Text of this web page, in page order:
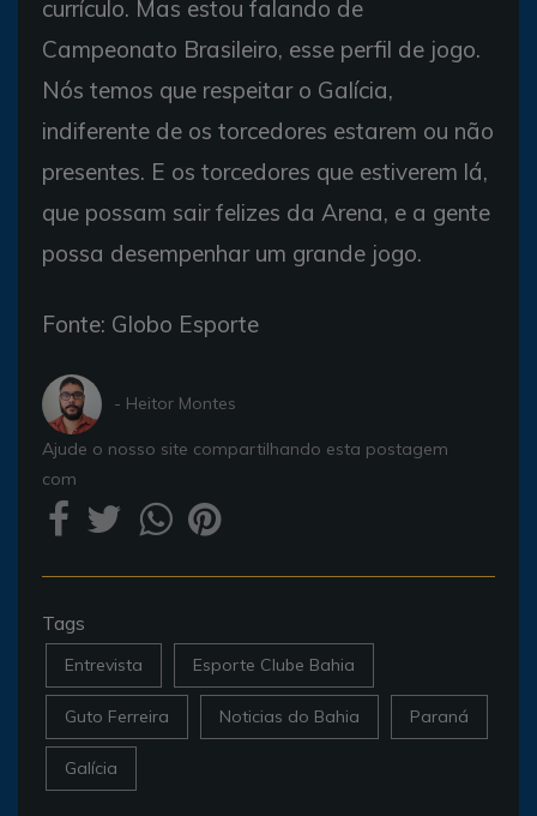
currículo. Mas estou falando de
Campeonato Brasileiro, esse perfil de jogo.
Nós temos que respeitar o Galícia,
indiferente de os torcedores estarem ou não
presentes. E os torcedores que estiverem lá,
que possam sair felizes da Arena, e a gente
possa desempenhar um grande jogo.
Fonte: Globo Esporte
- Heitor Montes
Ajude o nosso site compartilhando esta postagem
com
Tags
Entrevista Esporte Clube Bahia
Guto Ferreira Noticias do Bahia Paraná
Galícia